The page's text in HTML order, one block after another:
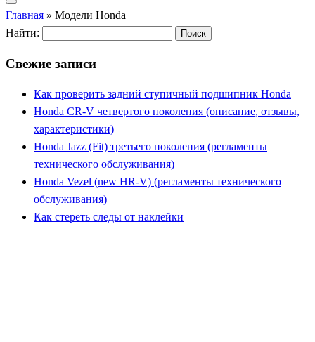
Главная » Модели Honda
Найти:
Свежие записи
Как проверить задний ступичный подшипник Honda
Honda CR-V четвертого поколения (описание, отзывы,
характеристики)
Honda Jazz (Fit) третьего поколения (регламенты
технического обслуживания)
Honda Vezel (new HR-V) (регламенты технического
обслуживания)
Как стереть следы от наклейки